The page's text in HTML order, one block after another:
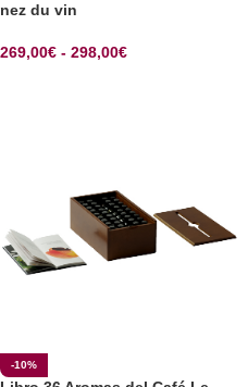
nez du vin
269,00€ - 298,00€
-10%